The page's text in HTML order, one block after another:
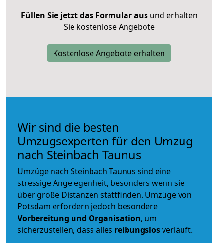
Füllen Sie jetzt das Formular ausund erhalten
Sie kostenlose Angebote
Kostenlose Angebote erhalten
Wir sind die besten
Umzugsexperten für den Umzug
nach Steinbach Taunus
Umzüge nach Steinbach Taunus sind eine
stressige Angelegenheit, besonders wenn sie
über große Distanzen stattfinden. Umzüge von
Potsdam erfordern jedoch besondere
Vorbereitung und Organisation, um
sicherzustellen, dass alles reibungslosverläuft.